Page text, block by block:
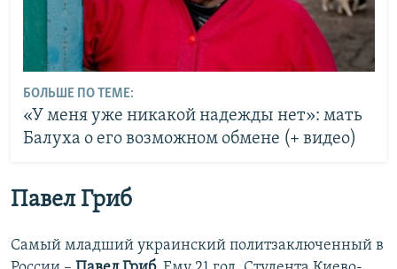
БОЛЬШЕ ПО ТЕМЕ:
«У меня уже никакой надежды нет»: мать
Балуха о его возможном обмене (+ видео)
Павел Гриб
Самый младший украинский политзаключенный в